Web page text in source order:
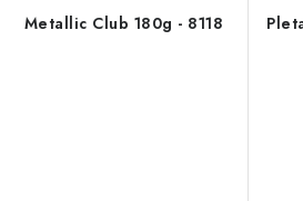
Metallic Club 180g - 8118